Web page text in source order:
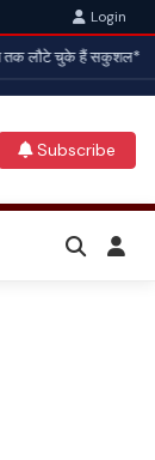
Login
लौटे चुके हैं सकुशल*
Subscribe